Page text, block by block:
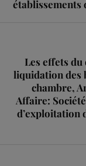
établissements
Les effets
liquidation des
chambre,
Affaire:
d’exploitation